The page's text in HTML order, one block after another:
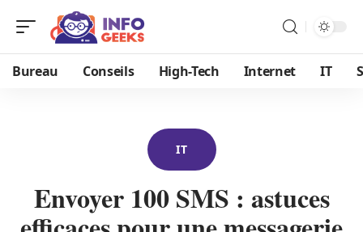
Bureau Conseils High-Tech Internet IT
IT
Envoyer 100 SMS : astuces